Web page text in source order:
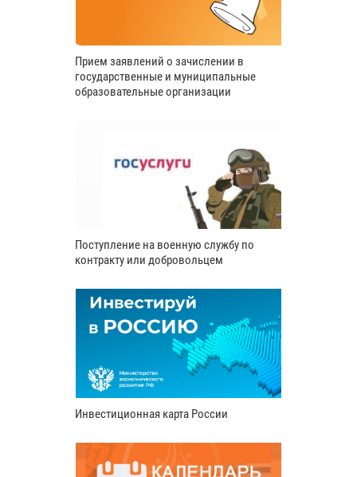
Прием заявлений о зачислении в
государственные и муниципальные
образовательные организации
Поступление на военную службу по
контракту или добровольцем
Инвестиционная карта России